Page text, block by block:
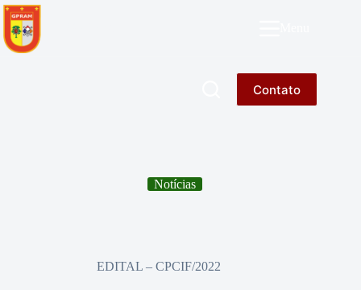
Pular
para
o
conteúdo
Contato
Notícias
EDITAL – CPCIF/2022